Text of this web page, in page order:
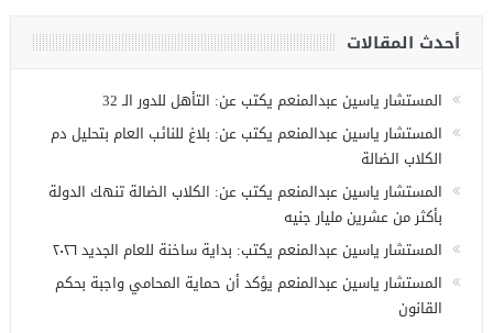
أحدث المقالات
المستشار ياسين عبدالمنعم يكتب عن: التأهل للدور الـ 32
المستشار ياسين عبدالمنعم يكتب عن: بلاغ للنائب العام بتحليل دم
الكلاب الضالة
المستشار ياسين عبدالمنعم يكتب عن: الكلاب الضالة تنهك الدولة
بأكثر من عشرين مليار جنيه
المستشار ياسين عبدالمنعم يكتب: بداية ساخنة للعام الجديد ٢٠٢٦
المستشار ياسين عبدالمنعم يؤكد أن حماية المحامي واجبة بحكم
القانون